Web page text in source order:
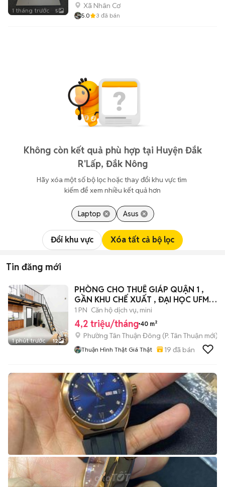
1 tháng trước 5
Xã Nhân Cơ
5.0 3 đã bán
Không còn kết quả phù hợp tại Huyện Đắk
R'Lấp, Đắk Nông
Hãy xóa một số bộ lọc hoặc thay đổi khu vực tìm
kiếm để xem nhiều kết quả hơn
Laptop Asus
Đổi khu vực Xóa tất cả bộ lọc
Tin đăng mới
1 phút trước 12
PHÒNG CHO THUÊ GIÁP QUẬN 1 ,
GẦN KHU CHẾ XUẤT , ĐẠI HỌC UFM ,
QUẬN 4
1 PN Căn hộ dịch vụ, mini
4,2 triệu/tháng 40 m²
Phường Tân Thuận Đông (P. Tân Thuận mới)
Thuận Hình Thật Giá Thật 19 đã bán